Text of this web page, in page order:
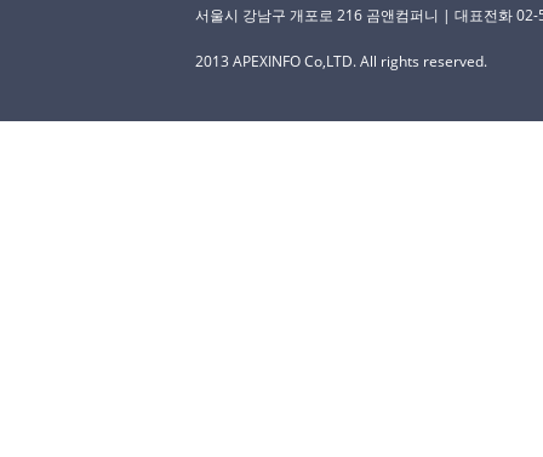
서울시 강남구 개포로 216 곰앤컴퍼니 | 대표전화
2013 APEXINFO Co,LTD. All rights reserved.